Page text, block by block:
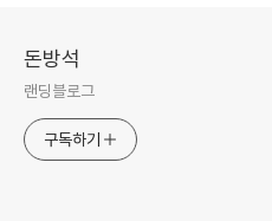
돈방석
랜딩블로그
구독하기